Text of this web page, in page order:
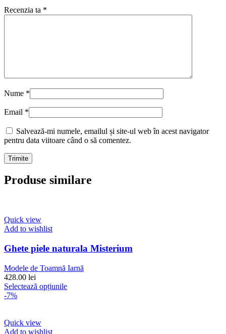
Recenzia ta *
Nume *
Email *
Salvează-mi numele, emailul și site-ul web în acest navigator
pentru data viitoare când o să comentez.
Produse similare
Quick view
Add to wishlist
Ghete piele naturala Misterium
Modele de Toamnă Iarnă
428.00 lei
Selectează opțiunileAcest
-7%
Quick view
Add to wishlist